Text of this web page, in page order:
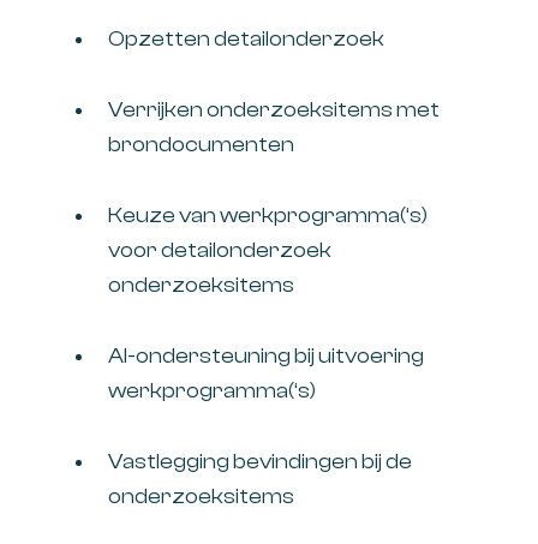
Opzetten detailonderzoek
Verrijken onderzoeksitems met
brondocumenten
Keuze van werkprogramma(‘s)
voor detailonderzoek
onderzoeksitems
AI-ondersteuning bij uitvoering
werkprogramma(‘s)
Vastlegging bevindingen bij de
onderzoeksitems